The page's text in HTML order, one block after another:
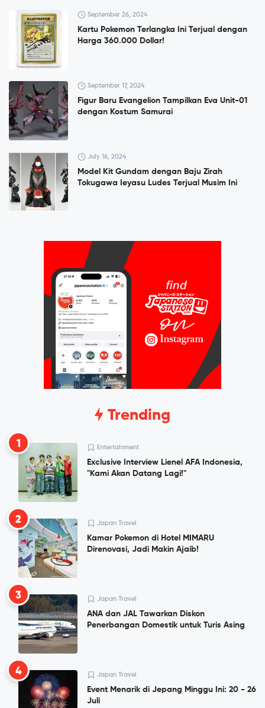
September 26, 2024
Kartu Pokemon Terlangka Ini Terjual dengan
Harga 360.000 Dollar!
September 17, 2024
Figur Baru Evangelion Tampilkan Eva Unit-01
dengan Kostum Samurai
July 16, 2024
Model Kit Gundam dengan Baju Zirah
Tokugawa Ieyasu Ludes Terjual Musim Ini
Trending
1 Entertainment
Exclusive Interview Lienel AFA Indonesia,
"Kami Akan Datang Lagi!"
2 Japan Travel
Kamar Pokemon di Hotel MIMARU
Direnovasi, Jadi Makin Ajaib!
3 Japan Travel
ANA dan JAL Tawarkan Diskon
Penerbangan Domestik untuk Turis Asing
4 Japan Travel
Event Menarik di Jepang Minggu Ini: 20 - 26
Juli